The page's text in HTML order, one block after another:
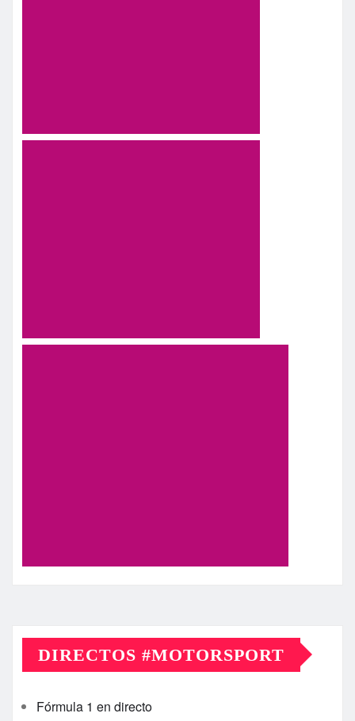
DIRECTOS #MOTORSPORT
Fórmula 1 en directo